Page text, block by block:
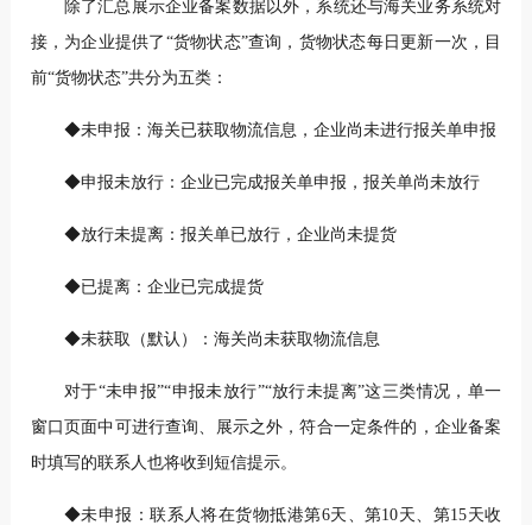
除了汇总展示企业备案数据以外，系统还与海关业务系统对
接，为企业提供了“货物状态”查询，货物状态每日更新一次，目
前“货物状态”共分为五类：
◆未申报：海关已获取物流信息，企业尚未进行报关单申报
◆申报未放行：企业已完成报关单申报，报关单尚未放行
◆放行未提离：报关单已放行，企业尚未提货
◆已提离：企业已完成提货
◆未获取（默认）：海关尚未获取物流信息
对于“未申报”“申报未放行”“放行未提离”这三类情况，单一
窗口页面中可进行查询、展示之外，符合一定条件的，企业备案
时填写的联系人也将收到短信提示。
◆未申报：联系人将在货物抵港第6天、第10天、第15天收